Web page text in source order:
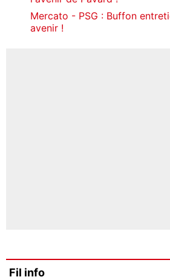
Mercato - PSG : Buffon
avenir !
Fil info